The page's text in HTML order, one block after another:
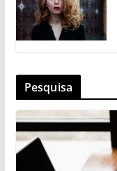
Pesquisa